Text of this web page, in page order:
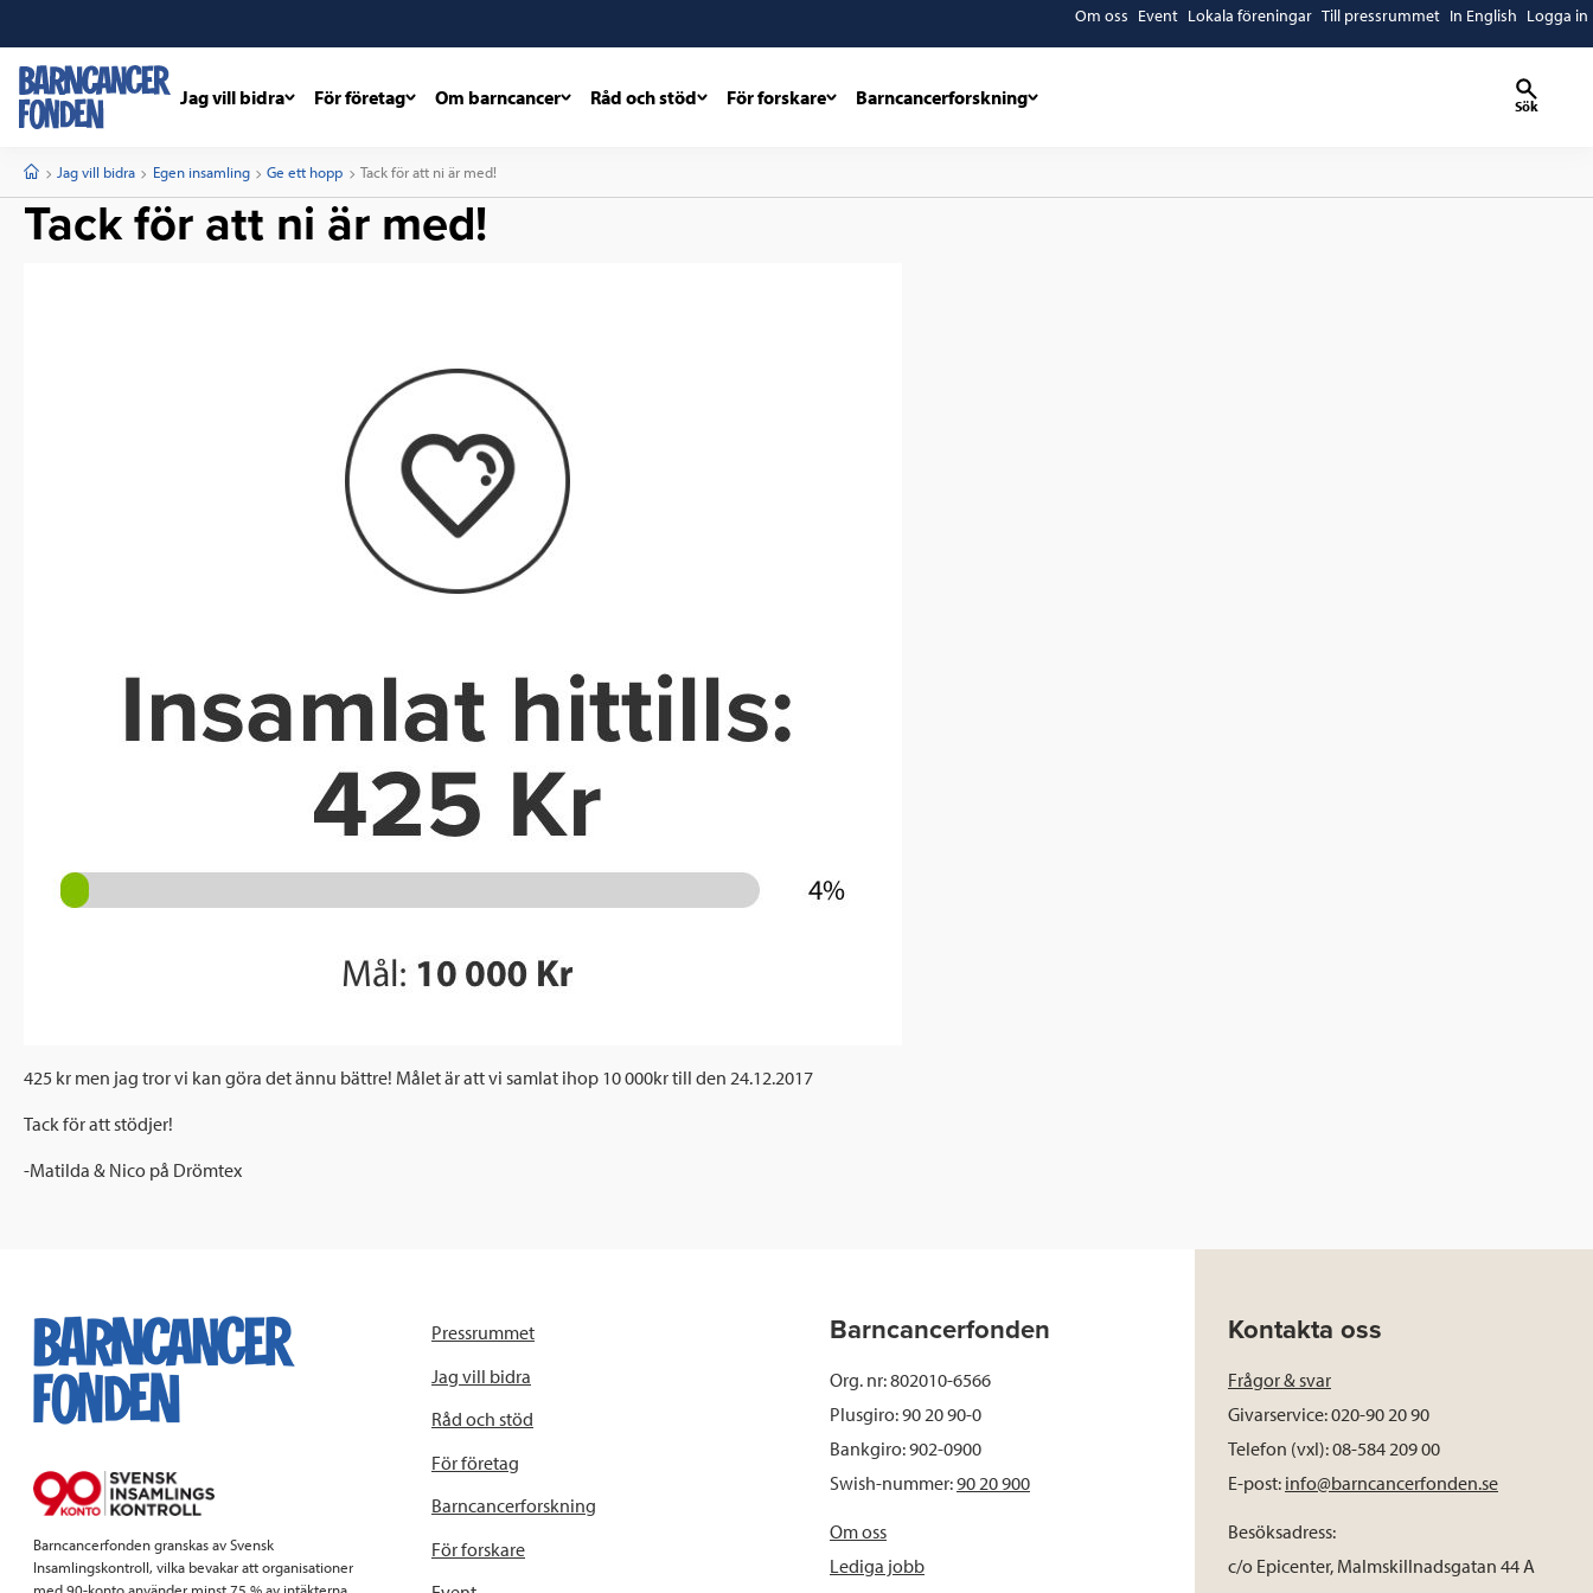
Om oss Event Lokala föreningar Till pressrummet In English Logga in
Jag vill bidra För företag Om barncancer Råd och stöd För forskare Barncancerforskning Sök
StartJag vill bidra Egen insamling Ge ett hopp Current:
Tack för att ni är med!
Tack för att ni är med!
425 kr men jag tror vi kan göra det ännu bättre! Målet är att vi samlat ihop 10 000kr till den 24.12.2017
Tack för att stödjer!
-Matilda & Nico på Drömtex
Barncancerfonden granskas av Svensk
Insamlingskontroll, vilka bevakar att organisationer
Pressrummet
Jag vill bidra
Råd och stöd
För företag
Barncancerforskning
För forskare
Barncancerfonden
Org. nr: 802010-6566
Plusgiro: 90 20 90-0
Bankgiro: 902-0900
Swish-nummer:90 20 900
Om oss
Lediga jobb
Kontakta oss
Frågor & svar
Givarservice: 020-90 20 90
Telefon (vxl): 08-584 209 00
E-post: info@barncancerfonden.se
Besöksadress:
c/o Epicenter, Malmskillnadsgatan 44 A